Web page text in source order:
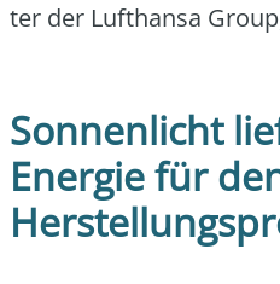
ter der Luft­han­sa
Sonnenlicht
Energie für